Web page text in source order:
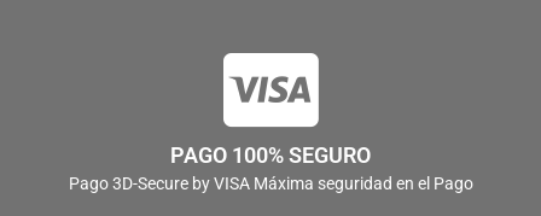
PAGO 100% SEGURO
Pago 3D-Secure by VISA Máxima seguridad en el Pago